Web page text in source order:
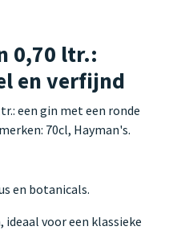
0,70 ltr.:
en verfijnd
een gin met een ronde
70cl, Hayman's.
en botanicals.
voor een klassieke